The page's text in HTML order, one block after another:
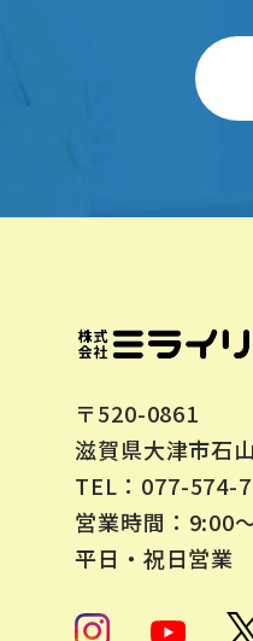
〒520-0861
滋賀県大津市石
TEL： 077-574-
営業時間：9:00
平日・祝日営業